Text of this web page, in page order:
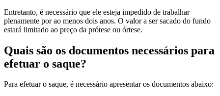
Entretanto, é necessário que ele esteja impedido de trabalhar
plenamente por ao menos dois anos. O valor a ser sacado do fundo
estará limitado ao preço da prótese ou órtese.
Quais são os documentos necessários para
efetuar o saque?
Para efetuar o saque, é necessário apresentar os documentos abaixo: